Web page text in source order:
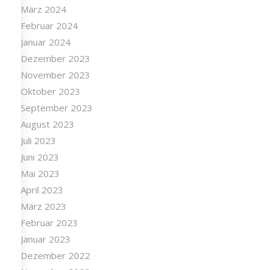
März 2024
Februar 2024
Januar 2024
Dezember 2023
November 2023
Oktober 2023
September 2023
August 2023
Juli 2023
Juni 2023
Mai 2023
April 2023
März 2023
Februar 2023
Januar 2023
Dezember 2022